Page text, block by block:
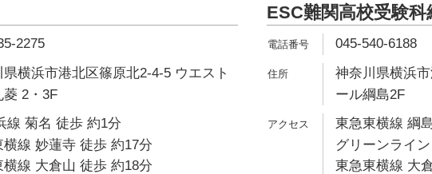
2275
県横浜市港北区篠原北2-4-5 ウエスト
菱 2・3F
線 菊名 徒歩 約1分
横線 妙蓮寺 徒歩 約17分
横線 大倉山 徒歩 約18分
ESC難関高校受験科
045-540-6188
神奈川県横浜
ール綱島2F
東急東横線 綱
グリーンライ
東急東横線 大